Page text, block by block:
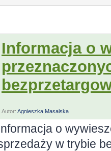
Informacja o
Autor: Agnieszka Masalska
o
w trybie